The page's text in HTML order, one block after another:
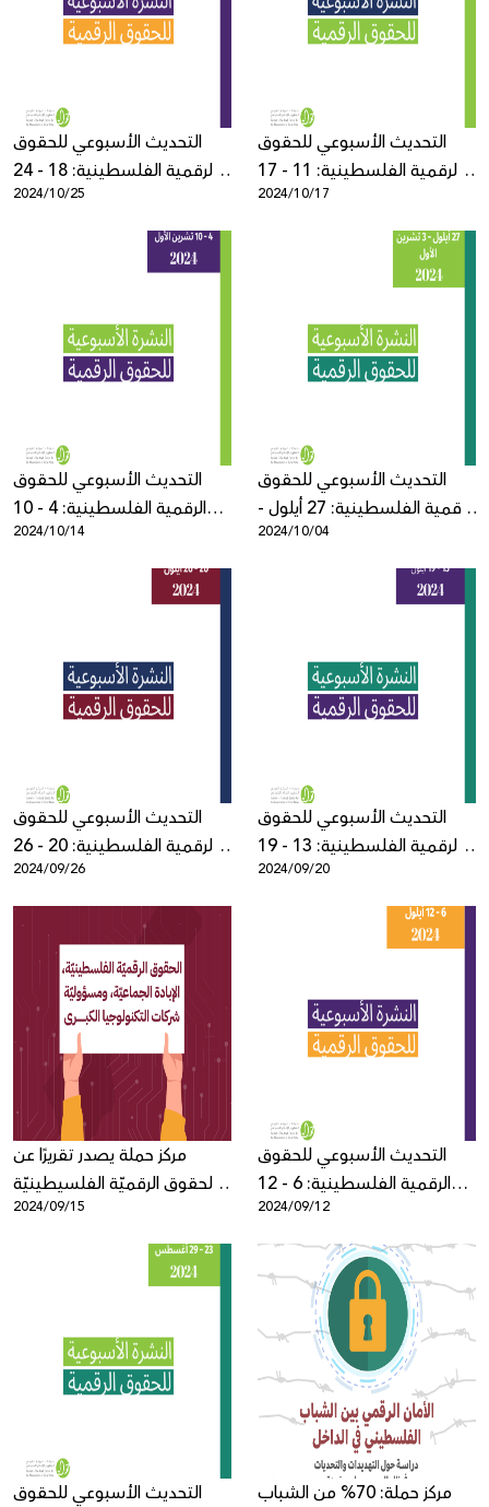
التحديث الأسبوعي للحقوق
الرقمية الفلسطينية: 18 - 24
أكتوبر
2024/10/25
التحديث الأسبوعي للحقوق
الرقمية الفلسطينية: 11 - 17
تشرين الأول
2024/10/17
التحديث الأسبوعي للحقوق
الرقمية الفلسطينية: 4 - 10
تشرين الأول
2024/10/14
التحديث الأسبوعي للحقوق
الرقمية الفلسطينية: 27 أيلول -
2024/10/04
التحديث الأسبوعي للحقوق
الرقمية الفلسطينية: 20 - 26
أيلول
2024/09/26
التحديث الأسبوعي للحقوق
الرقمية الفلسطينية: 13 - 19
أيلول
2024/09/20
مركز حملة يصدر تقريرًا عن
الحقوق الرقميّة الفلسيطينيّة
في سياق الإبادة الجماعية
ومسؤوليّة شركات التكنولوجيا
الكبرى بعد عام من الحرب على
2024/09/15
التحديث الأسبوعي للحقوق
الرقمية الفلسطينية: 6 - 12
أيلول
2024/09/12
التحديث الأسبوعي للحقوق
مركز حملة: 70% من الشباب